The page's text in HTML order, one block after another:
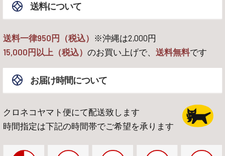
送料について
送料一律950円（税込） ※沖縄は2,000円
15,000円以上（税込） のお買い上げで、 送料無料です
お届け時間について
クロネコヤマト便にて配送致します
時間指定は下記の時間帯でご希望を承ります